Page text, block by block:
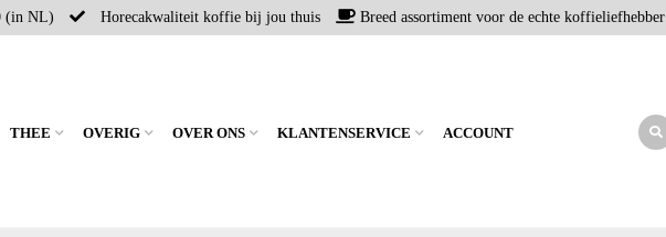
(in NL) Horecakwaliteit koffie bij jou thuis Breed assortiment voor de echte koffieliefhebber
THEE OVERIG OVER ONS KLANTENSERVICE ACCOUNT